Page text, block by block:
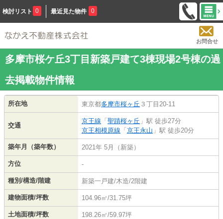
検討リスト 0 最近見た物件 0
お問合せ
多摩市桜ケ丘3丁目新築戸建て3棟現場2号棟の過
去掲載物件情報
所在地 東京都多摩市桜ヶ丘 ３丁目20-11
交通
京王線 「 聖蹟桜ヶ丘 」駅 徒歩27分
京王相模原線 「 京王永山 」駅 徒歩20分
築年月（築年数） 2021年 5月（新築）
方位 -
種別/構造/階建 新築一戸建/木造/2階建
建物面積/坪数 104.96㎡/31.75坪
土地面積/坪数 198.26㎡/59.97坪